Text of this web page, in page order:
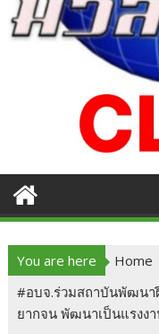
You are here
Home
#อบจ.ร่วมสถาบันพัฒนา
ยากจน พัฒนาเป็นแรงง